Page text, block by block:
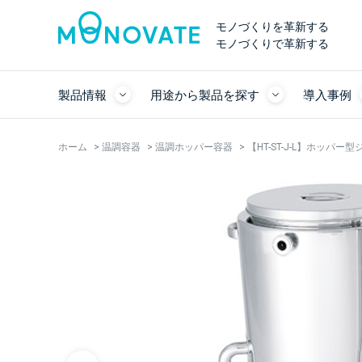
モノづくりを革新する
モノづくりで革新する
製品情報 用途から製品を探す 導入事例
ホーム > 温調容器 > 温調ホッパー容器 > 【HT-ST-J-L】ホッパー